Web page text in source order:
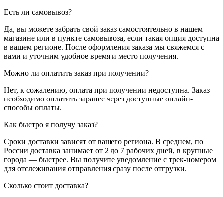
Есть ли самовывоз?
Да, вы можете забрать свой заказ самостоятельно в нашем
магазине или в пункте самовывоза, если такая опция доступна
в вашем регионе. После оформления заказа мы свяжемся с
вами и уточним удобное время и место получения.
Можно ли оплатить заказ при получении?
Нет, к сожалению, оплата при получении недоступна. Заказ
необходимо оплатить заранее через доступные онлайн-
способы оплаты.
Как быстро я получу заказ?
Сроки доставки зависят от вашего региона. В среднем, по
России доставка занимает от 2 до 7 рабочих дней, в крупные
города — быстрее. Вы получите уведомление с трек-номером
для отслеживания отправления сразу после отгрузки.
Сколько стоит доставка?